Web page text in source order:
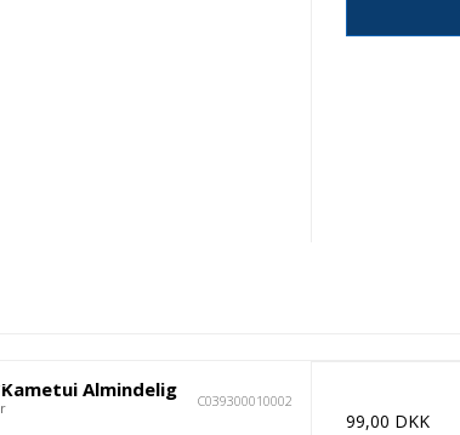
Almindelig C039300010002
99,00 DKK